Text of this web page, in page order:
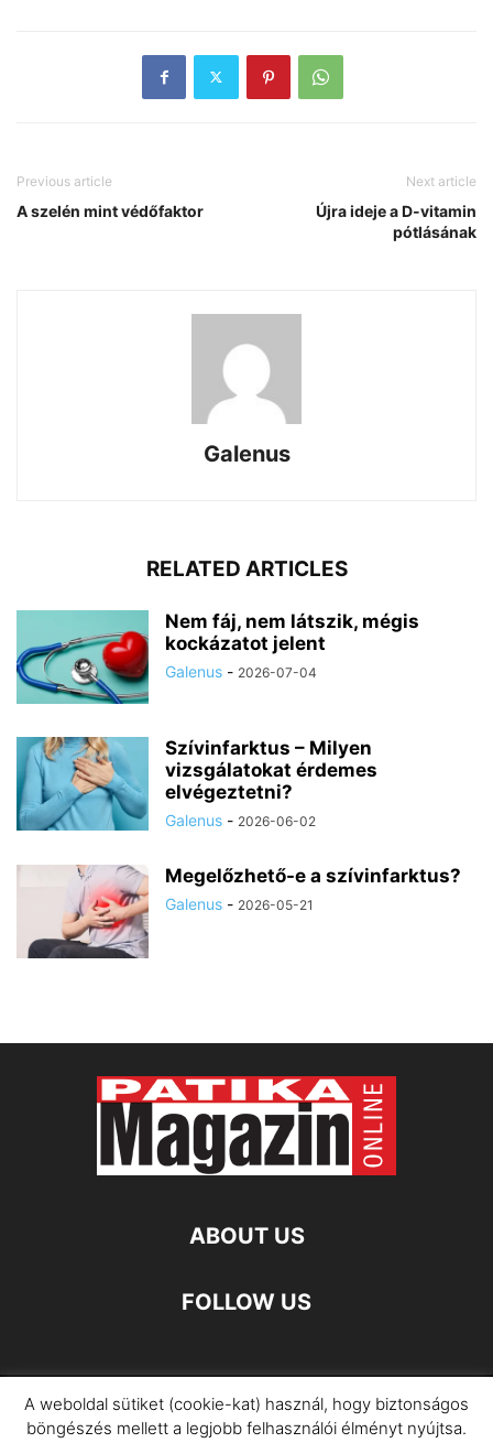
Previous article
A szelén mint védőfaktor
Next article
Újra ideje a D-vitamin
pótlásának
Galenus
RELATED ARTICLES
Nem fáj, nem látszik, mégis
kockázatot jelent
Galenus - 2026-07-04
Szívinfarktus – Milyen
vizsgálatokat érdemes
elvégeztetni?
Galenus - 2026-06-02
Megelőzhető-e a szívinfarktus?
Galenus - 2026-05-21
ABOUT US
FOLLOW US
Impresszum Adatkezelési Információ
A weboldal sütiket (cookie-kat) használ, hogy biztonságos
böngészés mellett a legjobb felhasználói élményt nyújtsa.